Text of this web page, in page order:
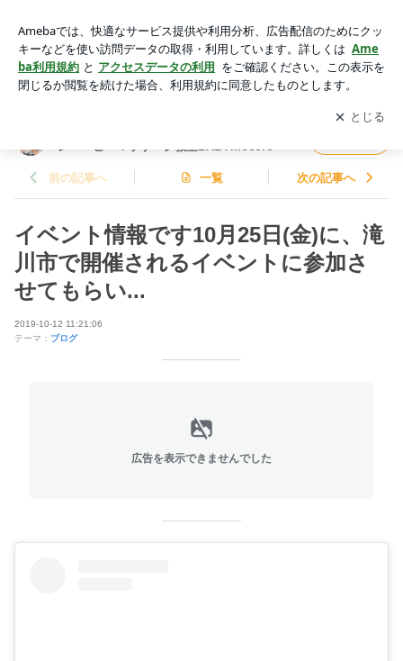
トに参加させてもらい... | 深川市 赤ちゃんと心が通うファース
トサイン・ベビーマッサージ教室BABYmocoro
アプリをダウンロードして ブログの更新通知
を受け取りまし
ょう。
開く
ン・ベビーマッサージ教室BABYmocoro
前の記事へ 一覧 次の記事へ
イベント情報です10月25日(金)に、滝
川市で開催されるイベントに参加さ
せてもらい...
2019-10-12 11:21:06
テーマ： ブログ
広告を表示できませんでした